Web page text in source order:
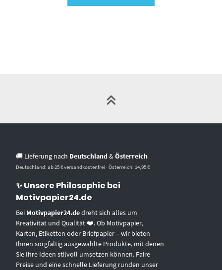
🚚 Lieferung nach Deutschland &Österreich
Deutschland: ab 25 € versandkostenfrei · Österreich: 14,95 €
✨ Unsere Philosophie bei
Motivpapier24.de
Bei Motivpapier24.dedreht sich alles um
Kreativität und Qualität ❤️. Ob Motivpapier,
Karten, Etiketten oder Briefpapier – wir bieten
Ihnen sorgfältig ausgewählte Produkte, mit denen
Sie Ihre Ideen stilvoll umsetzen können. Faire
Preise und eine schnelle Lieferung runden unser